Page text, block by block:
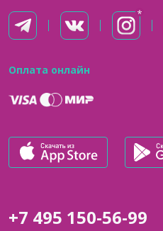
Оплата онлайн
+7 495 150-56-99